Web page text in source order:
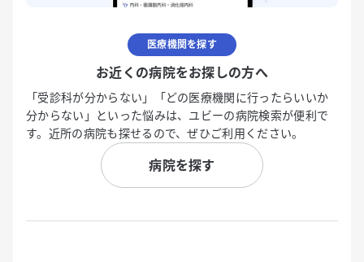
医療機関を探す
お近くの病院をお探しの方へ
「受診科が分からない」「どの医療機関に行ったらいいか
分からない」といった悩みは、ユビーの病院検索が便利で
す。近所の病院も探せるので、ぜひご利用ください。
病院を探す